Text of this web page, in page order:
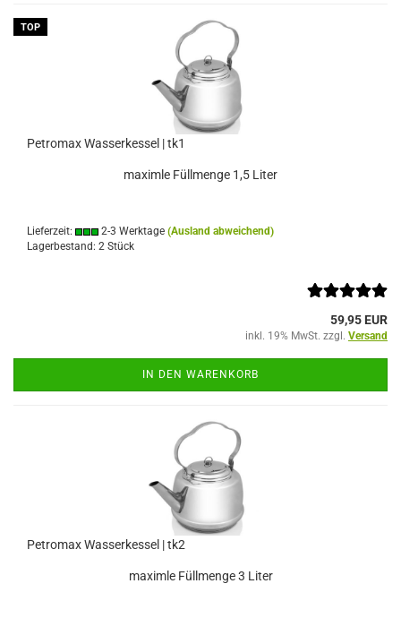
TOP
Petromax Wasserkessel | tk1
maximle Füllmenge 1,5 Liter
Lieferzeit: 2-3 Werktage (Ausland abweichend)
Lagerbestand: 2 Stück
59,95 EUR
inkl. 19% MwSt. zzgl. Versand
IN DEN WARENKORB
Petromax Wasserkessel | tk2
maximle Füllmenge 3 Liter